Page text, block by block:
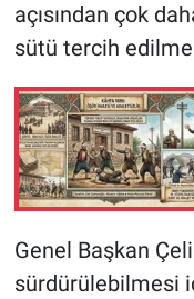
açısından çok
sütü tercih
Genel Başkan
sürdürülebilmesi